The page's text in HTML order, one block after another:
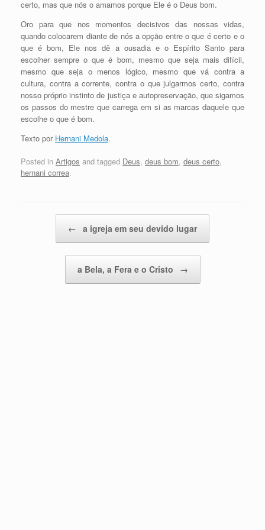
certo, mas que nós o amamos porque Ele é o Deus bom.
Oro para que nos momentos decisivos das nossas vidas,
quando colocarem diante de nós a opção entre o que é certo e o
que é bom, Ele nos dê a ousadia e o Espírito Santo para
escolher sempre o que é bom, mesmo que seja mais difícil,
mesmo que seja o menos lógico, mesmo que vá contra a
cultura, contra a corrente, contra o que julgarmos certo, contra
nosso próprio instinto de justiça e autopreservação, que sigamos
os passos do mestre que carrega em si as marcas daquele que
escolhe o que é bom.
Texto por Hernani Medola.
Posted in Artigos and tagged Deus, deus bom, deus certo,
hernani correa.
← a igreja em seu devido lugar
a Bela, a Fera e o Cristo →